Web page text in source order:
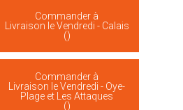
Commander à
Livraison le Vendredi - Calais
()
Commander à
Livraison le Vendredi - Oye-
Plage et Les Attaques
()